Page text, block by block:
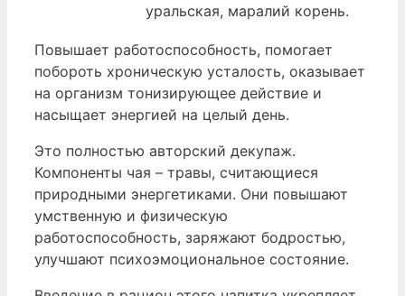
уральская, маралий корень.
Повышает работоспособность, помогает
побороть хроническую усталость, оказывает
на организм тонизирующее действие и
насыщает энергией на целый день.
Это полностью авторский декупаж.
Компоненты чая – травы, считающиеся
природными энергетиками. Они повышают
умственную и физическую
работоспособность, заряжают бодростью,
улучшают психоэмоциональное состояние.